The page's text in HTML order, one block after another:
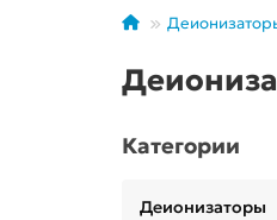
Категории
Деионизаторы